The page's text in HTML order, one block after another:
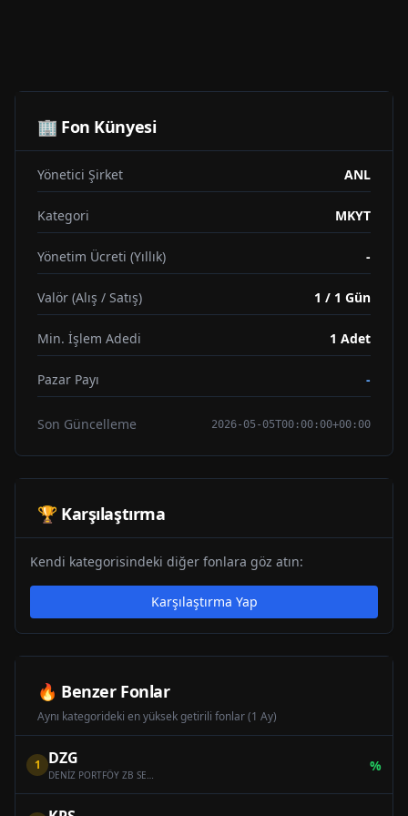
🏢 Fon Künyesi
Yönetici Şirket ANL
Kategori MKYT
Yönetim Ücreti (Yıllık) -
Valör (Alış / Satış) 1 / 1 Gün
Min. İşlem Adedi 1 Adet
Pazar Payı -
Son Güncelleme 2026-05-05T00:00:00+00:00
🏆 Karşılaştırma
Kendi kategorisindeki diğer fonlara göz atın:
Karşılaştırma Yap
🔥 Benzer Fonlar
Aynı kategorideki en yüksek getirili fonlar (1 Ay)
1 DZG
DENİZ PORTFÖY ZB SERBEST (DÖVİZ) ÖZEL FON
%